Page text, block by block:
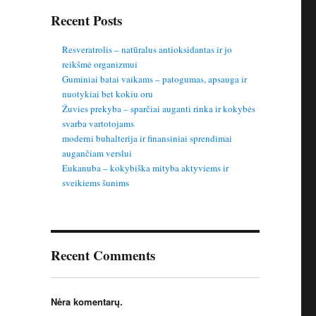
Recent Posts
Resveratrolis – natūralus antioksidantas ir jo
reikšmė organizmui
Guminiai batai vaikams – patogumas, apsauga ir
nuotykiai bet kokiu oru
Žuvies prekyba – sparčiai auganti rinka ir kokybės
svarba vartotojams
moderni buhalterija ir finansiniai sprendimai
augančiam verslui
Eukanuba – kokybiška mityba aktyviems ir
sveikiems šunims
Recent Comments
Nėra komentarų.